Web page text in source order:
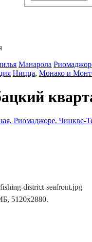
Манарола
Ницца, Монако и
district-seafront.jpg
5120x2880.